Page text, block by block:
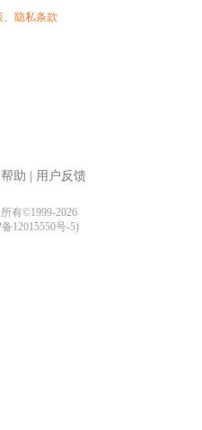
、 隐私条款
助 用户反馈
有©1999-2026
12015550号-5)